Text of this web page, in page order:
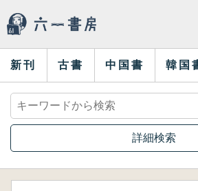
新刊 古書 中国書 韓国
詳細検索